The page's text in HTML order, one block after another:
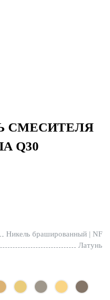
СМЕСИТЕЛЯ
Q30
Никель брашированный | NF
Латунь